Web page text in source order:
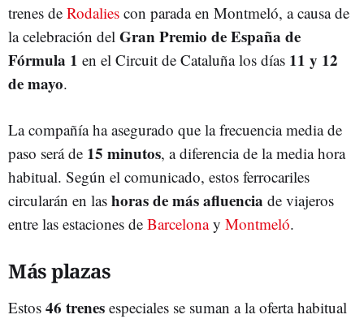
trenes de Rodalies con parada en Montmeló, a causa de
la celebración del Gran Premio de España de
Fórmula 1 en el Circuit de Cataluña los días 11 y 12
de mayo.
La compañía ha asegurado que la frecuencia media de
paso será de 15 minutos, a diferencia de la media hora
habitual. Según el comunicado, estos ferrocariles
circularán en las horas de más afluencia de viajeros
entre las estaciones de Barcelonay Montmeló.
Más plazas
Estos 46 trenes especiales se suman a la oferta habitual